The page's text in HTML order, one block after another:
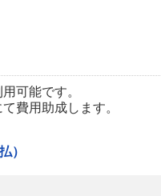
可能です。
費用助成します。
）